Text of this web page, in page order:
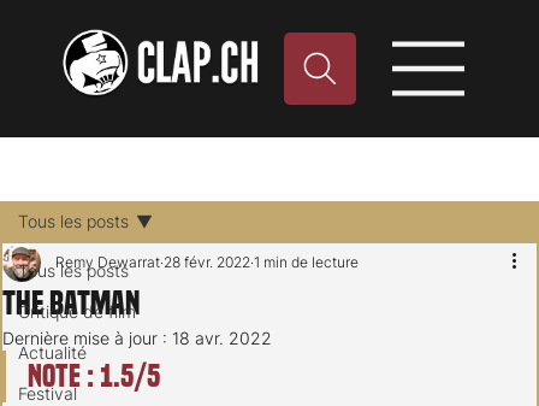
Tous les posts
Critique de film
Actualité
Festival
Tous les posts
The Batman
Remy Dewarrat 28 févr. 2022 1 min de lecture
Dernière mise à jour : 18 avr. 2022
Note : 1.5/5